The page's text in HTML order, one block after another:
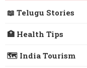
📖 Telugu Stories
🏥 Health Tips
🗺️ India Tourism